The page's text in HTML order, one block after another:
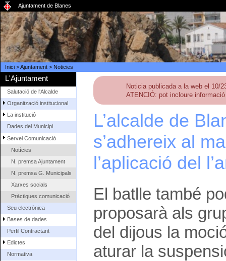
Ajuntament de Blanes
Inici>Ajuntament> Noticies
L'Ajuntament
Salutació de l'Alcalde
Organització institucional
La institució
Dades del Municipi
Servei Comunicació
Notícies
N. premsa Ajuntament
N. premsa G. Municipals
Xarxes socials
Pràctiques comunicació
Seu electrònica
Bases de dades
Perfil Contractant
Edictes
Normativa
Noticia publicada a la web el 10/
ATENCIÓ: pot incloure
L’alcalde de
s’adhereix al
l’aplicació del
El batlle també
proposarà als
del dijous la
aturar la